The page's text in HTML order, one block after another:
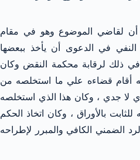
أن لقاضي الموضوع وهو في مقام
النفي في الدعوى أن يأخذ ببعضها
ذلك لرقابة محكمة النقض وكان
أقام قضاءه علي ما استخلصه من
لا جدي ، وكان هذا الذي استخلصه
بالأوراق ، وكان اتخاذ الحكم
الضمني الكافي والمبرر لإطراحه